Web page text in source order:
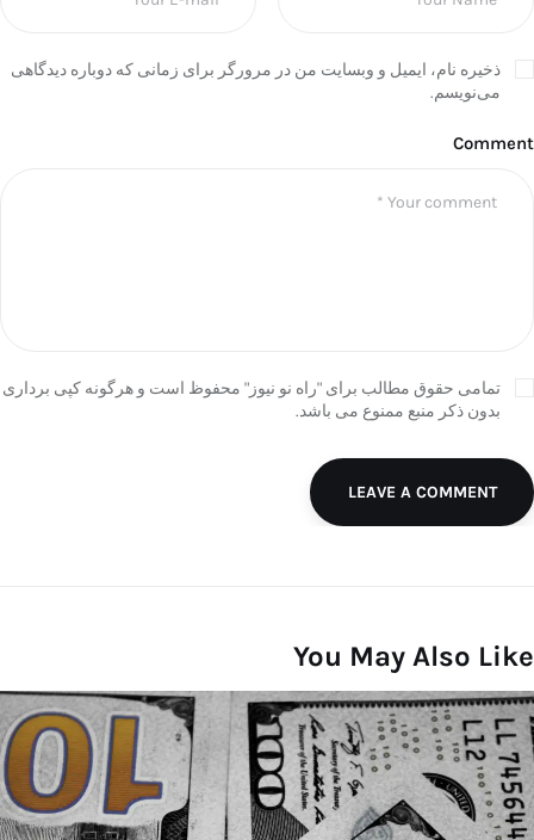
ذخیره نام، ایمیل و وبسایت من در مرورگر برای زمانی که دوباره دیدگاهی
می‌نویسم.
Comment
تمامی حقوق مطالب برای "راه نو نیوز" محفوظ است و هرگونه کپی برداری
بدون ذکر منبع ممنوع می باشد.
LEAVE A COMMENT
You May Also Like